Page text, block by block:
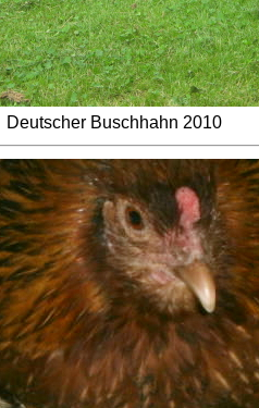
Deutscher Buschhahn 2010